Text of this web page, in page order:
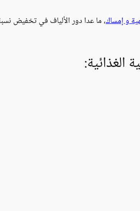
و إمساك، ما عدا دور الألياف في تخفيض